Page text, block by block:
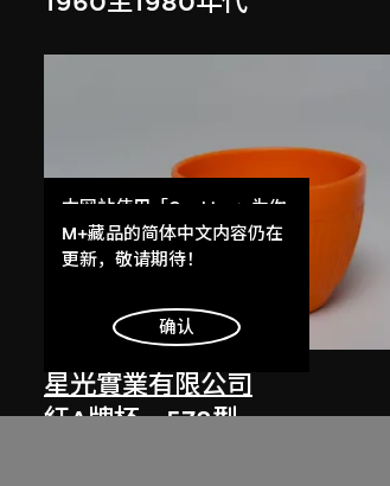
星光實業有限公司
紅A牌杯，578型
本网站使用「Cookies」为你
提供最好的网站体验。
了解更多
明白
M+藏品的简体中文内容仍在
更新，敬请期待！
确认